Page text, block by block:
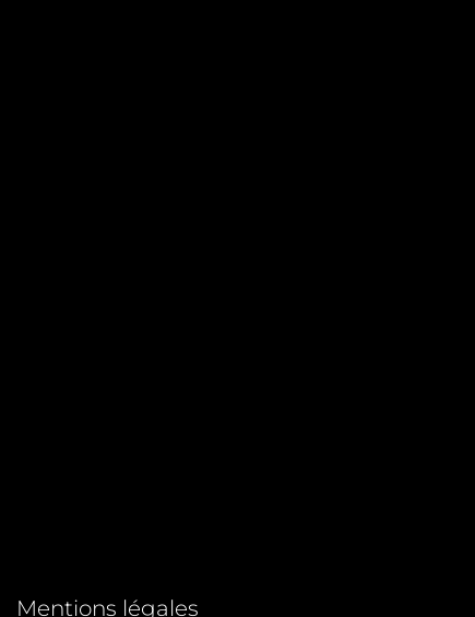
Mentions légales